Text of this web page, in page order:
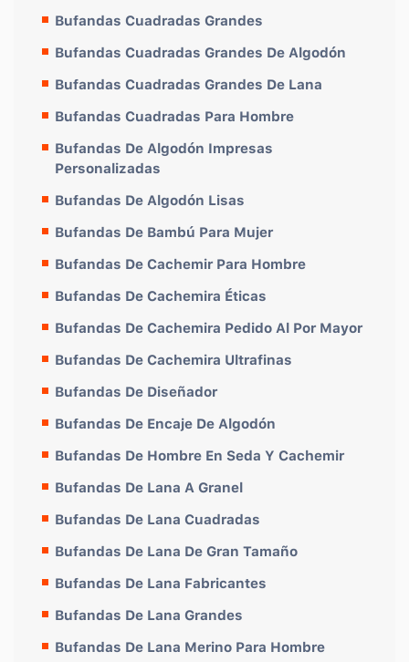
Bufandas Cuadradas Grandes
Bufandas Cuadradas Grandes De Algodón
Bufandas Cuadradas Grandes De Lana
Bufandas Cuadradas Para Hombre
Bufandas De Algodón Impresas
Personalizadas
Bufandas De Algodón Lisas
Bufandas De Bambú Para Mujer
Bufandas De Cachemir Para Hombre
Bufandas De Cachemira Éticas
Bufandas De Cachemira Pedido Al Por Mayor
Bufandas De Cachemira Ultrafinas
Bufandas De Diseñador
Bufandas De Encaje De Algodón
Bufandas De Hombre En Seda Y Cachemir
Bufandas De Lana A Granel
Bufandas De Lana Cuadradas
Bufandas De Lana De Gran Tamaño
Bufandas De Lana Fabricantes
Bufandas De Lana Grandes
Bufandas De Lana Merino Para Hombre